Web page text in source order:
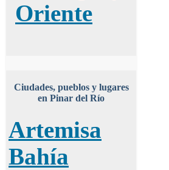
Oriente
Ciudades, pueblos y lugares
en Pinar del Río
Artemisa
Bahía